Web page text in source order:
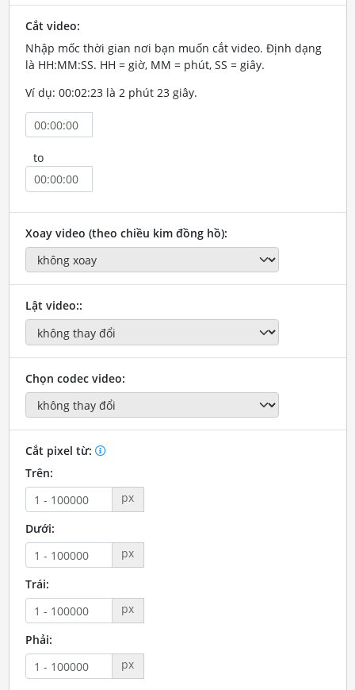
Cắt video:
Nhập mốc thời gian nơi bạn muốn cắt video. Định dạng
là HH:MM:SS. HH = giờ, MM = phút, SS = giây.
Ví dụ: 00:02:23 là 2 phút 23 giây.
to
Xoay video (theo chiều kim đồng hồ):
Lật video::
Chọn codec video:
Cắt pixel từ:
Trên:
px
Dưới:
px
Trái:
px
Phải:
px